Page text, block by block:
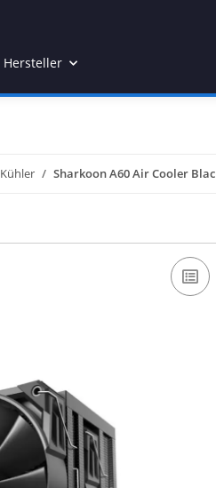
Hersteller
Kühler Sharkoon A60 Air Cooler